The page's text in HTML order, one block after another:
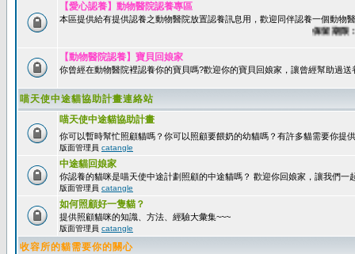
【愛心認養】動物醫院認養專區
本區提供給有提供認養之動物醫院放置認養訊息用，歡迎同伴認養一個動物
保留期限：60
【動物醫院認養】寶貝回娘家
你曾經在動物醫院裡認養你的寶貝嗎?歡迎你的寶貝回娘家，讓曾經幫助過
喵天使中途貓協助計畫連絡站
喵天使中途貓協助計畫
你可以暫時幫忙照顧貓嗎？你可以照顧要餵奶的幼貓嗎？有許多貓需要你提
版面管理員 catangle
中途貓回娘家
你認養的貓咪是喵天使中途計劃照顧的中途貓嗎？ 歡迎你回娘家，讓我們一
版面管理員 catangle
如何照顧好一隻貓？
提供照顧貓咪的知識、方法、經驗大彙集~~~
版面管理員 catangle
收容所的貓需要你的關心